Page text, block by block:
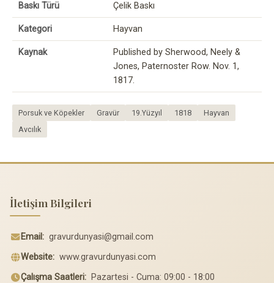
Baskı Türü Çelik Baskı
Kategori Hayvan
Kaynak
Published by Sherwood, Neely &
Jones, Paternoster Row. Nov. 1,
1817.
Porsuk ve Köpekler Gravür 19.Yüzyıl 1818
Hayvan
Avcılık
İletişim Bilgileri
Email: gravurdunyasi@gmail.com
Website: www.gravurdunyasi.com
Çalışma Saatleri: Pazartesi - Cuma: 09:00 - 18:00